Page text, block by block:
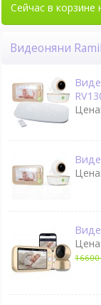
Сейчас в корзине
Видеоняни
Цена:
Цена:
Цена:
16600